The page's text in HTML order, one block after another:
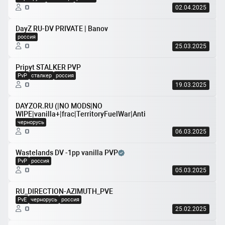
0 02.04.2025
DayZ RU-DV PRIVATE | Banov
россия
0 25.03.2025
Pripyt STALKER PVP
PvP сталкер россия
0 19.03.2025
DAYZOR.RU (|NO MODS|NO
WIPE|vanilla+|frac|TerritoryFuelWar|Anti
чернорусь
0 06.03.2025
Wastelands DV -1pp vanilla PVP
PvP россия
0 05.03.2025
RU_DIRECTION-AZIMUTH_PVE
PvE чернорусь россия
0 25.02.2025